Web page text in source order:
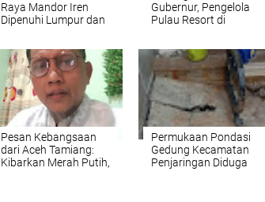
Raya Mandor Iren
Dipenuhi Lumpur dan
Gubernur, Pengelola
Pulau Resort di
Sampah
Pesan Kebangsaan
dari Aceh Tamiang:
Kibarkan Merah Putih,
Permukaan Pondasi
Gedung Kecamatan
Penjaringan Diduga